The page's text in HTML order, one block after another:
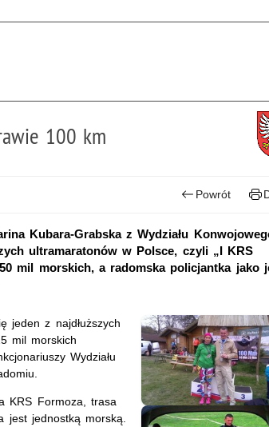
100 km
Powrót
Kubara-Grabska z Wydziału
ultramaratonów w Polsce, czyli „I KRS
mil morskich, a radomska policjantka jako
jeden z najdłuższych
mil morskich
Wydziału
KRS Formoza, trasa
jest jednostką morską.